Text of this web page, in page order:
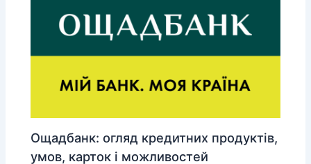
Ощадбанк: огляд кредитних продуктів,
умов, карток і можливостей